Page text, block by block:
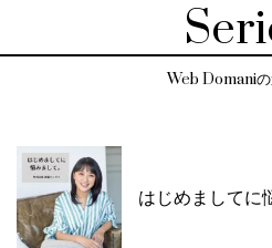
Web Domani
はじめましてに